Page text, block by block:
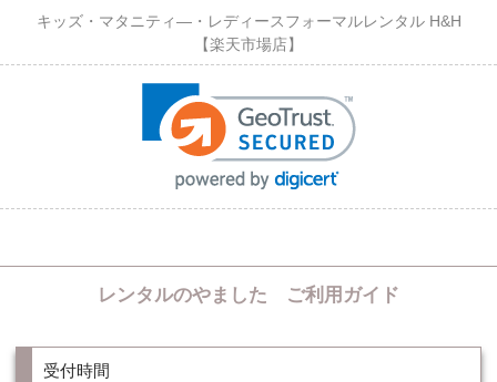
キッズ・マタニティ―・レディースフォーマルレンタル H&H
【楽天市場店】
レンタルのやました ご利用ガイド
受付時間